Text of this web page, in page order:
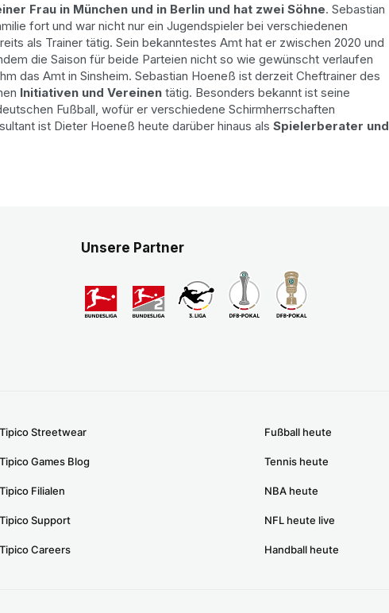
Frau in München und in Berlin und hat zwei Söhne. Sebastian
fort und war nicht nur ein Jugendspieler bei verschiedenen
als Trainer tätig. Sein bekanntestes Amt hat er zwischen 2020 und
die Saison für beide Parteien nicht so wie gewünscht verlaufen
das Amt in Sinsheim. Sebastian Hoeneß ist derzeit Cheftrainer des
Initiativen und Vereinen tätig. Besonders bekannt ist seine
Fußball, wofür er verschiedene Schirmherrschaften
ist Dieter Hoeneß heute darüber hinaus als Spielerberater und
Unsere Partner
Tipico Streetwear
Tipico Games Blog
Tipico Filialen
Tipico Support
Tipico Careers
Fußball heute
Tennis heute
NBA heute
NFL heute live
Handball heute